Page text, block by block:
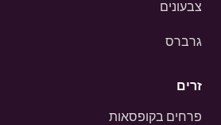
צבעונים
גרברס
זרים
פרחים בקופסאות